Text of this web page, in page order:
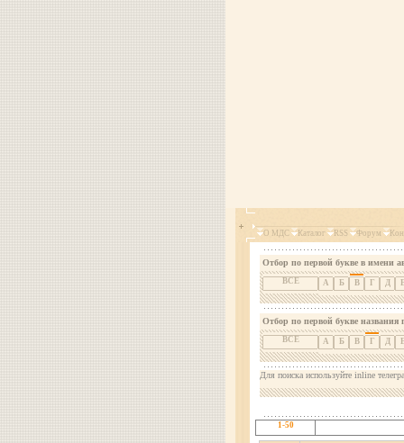
О МДС Каталог RSS Форум
Отбор по первой букве в имени
ВСЕ А Б В Г Д
Отбор по первой букве названия
ВСЕ А Б В Г Д
Для поиска используйте inline
1-50